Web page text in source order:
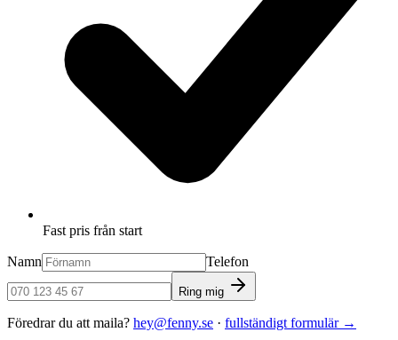
Fast pris från start
Namn Telefon
Ring mig
Föredrar du att maila? hey@fenny.se · fullständigt formulär→